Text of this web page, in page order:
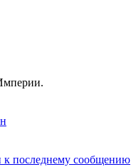
к последнему сообщению